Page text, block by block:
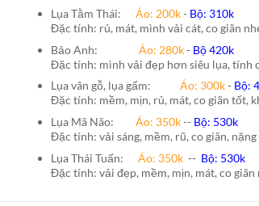
Lụa Tằm Thái: Áo: 200k- Bộ: 310k
Đặc tính: rủ, mát, mình vải cát, co giãn
Bảo Anh: Áo: 280k- Bộ 420k
Đặc tính: mình vải đẹp hơn siêu lụa, tính
Lụa vân gỗ, lụa gấm: Áo: 300k- Bộ:
Đặc tính: mềm, mịn, rủ, mát, co giãn tốt,
Lụa Mã Não: Áo: 350k-- Bộ: 530k
Đặc tính: vải sáng, mềm, rũ, co giãn,
Lụa Thái Tuấn: Áo: 350k-- Bộ: 530k
Đặc tính: vải đẹp, mềm, mịn, mát, co